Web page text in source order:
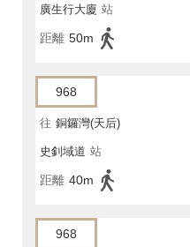
廣生行大廈 站
距離 50m
968
往 銅鑼灣(天后)
史釗域道 站
距離 40m
968